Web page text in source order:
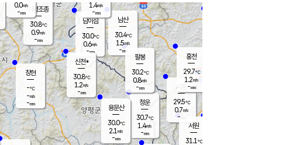
남이섬
30.0℃
0.6m/s
-mm
남산
30.4℃
1.5m/s
-mm
청운
30.7℃
1.4m/s
-mm
팔봉
30.2℃
0.8m/s
-mm
1.4m/s
-mm
가평조종
30.8℃
0.9m/s
-mm
신천*
30.8℃
1.2m/s
-mm
창현
-℃
-m/s
-mm
0.0m/s
-mm
시동
29.5℃
0.7m/s
- mm
서원
31.1℃
용문산
30.0℃
2.1 m/s
-mm
홍천
29.7℃
1.2m/s
-mm